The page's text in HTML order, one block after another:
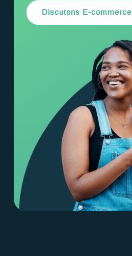
Discutons E-commerce